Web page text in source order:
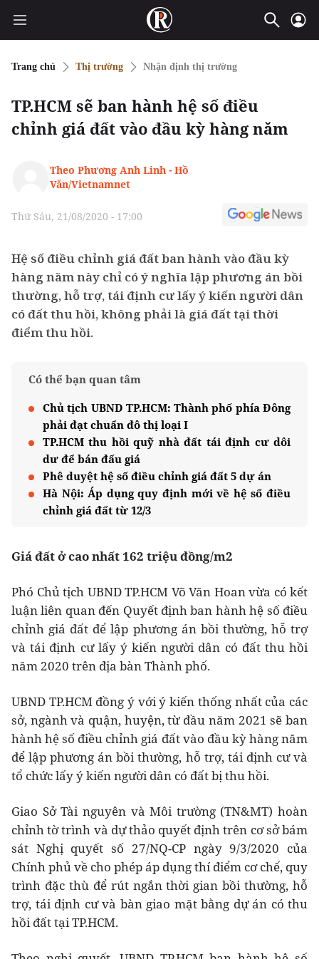
Trang chủ Thị trường Nhận định thị trường
TP.HCM sẽ ban hành hệ số điều
chỉnh giá đất vào đầu kỳ hàng năm
Theo Phương Anh Linh - Hồ
Văn/Vietnamnet
Thứ Sáu, 21/08/2020 - 17:00
Hệ số điều chỉnh giá đất ban hành vào đầu kỳ
hàng năm này chỉ có ý nghĩa lập phương án bồi
thường, hỗ trợ, tái định cư lấy ý kiến người dân
có đất thu hồi, không phải là giá đất tại thời
điểm thu hồi.
Có thể bạn quan tâm
Chủ tịch UBND TP.HCM: Thành phố phía Đông
phải đạt chuẩn đô thị loại I
TP.HCM thu hồi quỹ nhà đất tái định cư dôi
dư để bán đấu giá
Phê duyệt hệ số điều chỉnh giá đất 5 dự án
Hà Nội: Áp dụng quy định mới về hệ số điều
chỉnh giá đất từ 12/3
Giá đất ở cao nhất 162 triệu đồng/m2
Phó Chủ tịch UBND TP.HCM Võ Văn Hoan vừa có kết
luận liên quan đến Quyết định ban hành hệ số điều
chỉnh giá đất để lập phương án bồi thường, hỗ trợ
và tái định cư lấy ý kiến người dân có đất thu hồi
năm 2020 trên địa bàn Thành phố.
UBND TP.HCM đồng ý với ý kiến thống nhất của các
sở, ngành và quận, huyện, từ đầu năm 2021 sẽ ban
hành hệ số điều chỉnh giá đất vào đầu kỳ hàng năm
để lập phương án bồi thường, hỗ trợ, tái định cư và
tổ chức lấy ý kiến người dân có đất bị thu hồi.
Giao Sở Tài nguyên và Môi trường (TN&MT) hoàn
chỉnh tờ trình và dự thảo quyết định trên cơ sở bám
sát Nghị quyết số 27/NQ-CP ngày 9/3/2020 của
Chính phủ về cho phép áp dụng thí điểm cơ chế, quy
trình đặc thù để rút ngắn thời gian bồi thường, hỗ
trợ, tái định cư và bàn giao mặt bằng dự án có thu
hồi đất tại TP.HCM.